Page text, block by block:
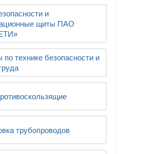
и
щиты ПАО
по технике безопасности и
трубопроводов